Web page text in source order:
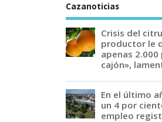
Cazanoticias
Crisis del
productor le
apenas
cajón»,
En el último
un 4 por
empleo